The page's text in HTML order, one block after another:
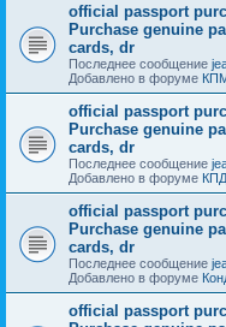
official passport
Purchase genuine
cards, dr
Последнее сообщение
Добавлено в форуме
official passport
Purchase genuine
cards, dr
Последнее сообщение
Добавлено в форуме
official passport
Purchase genuine
cards, dr
Последнее сообщение
Добавлено в форуме
official passport